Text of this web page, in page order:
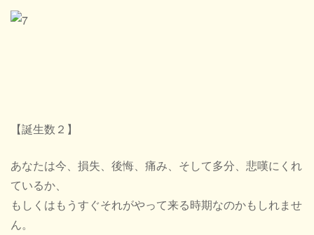
【誕生数２】
あなたは今、損失、後悔、痛み、そして多分、悲嘆にくれ
ているか、
もしくはもうすぐそれがやって来る時期なのかもしれませ
ん。